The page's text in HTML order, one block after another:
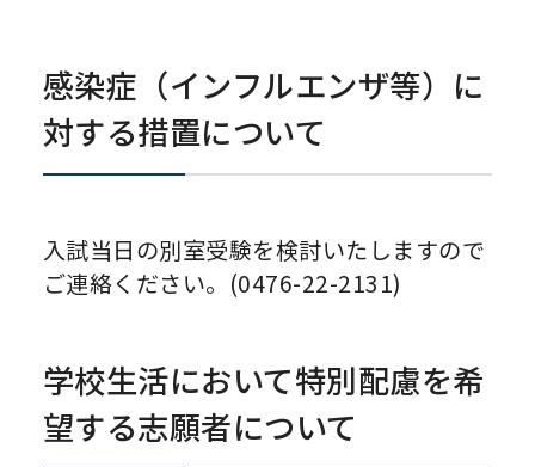
感染症（インフルエンザ等）に
対する措置について
入試当日の別室受験を検討いたしますので
ご連絡ください。(0476-22-2131)
学校生活において特別配慮を希
望する志願者について